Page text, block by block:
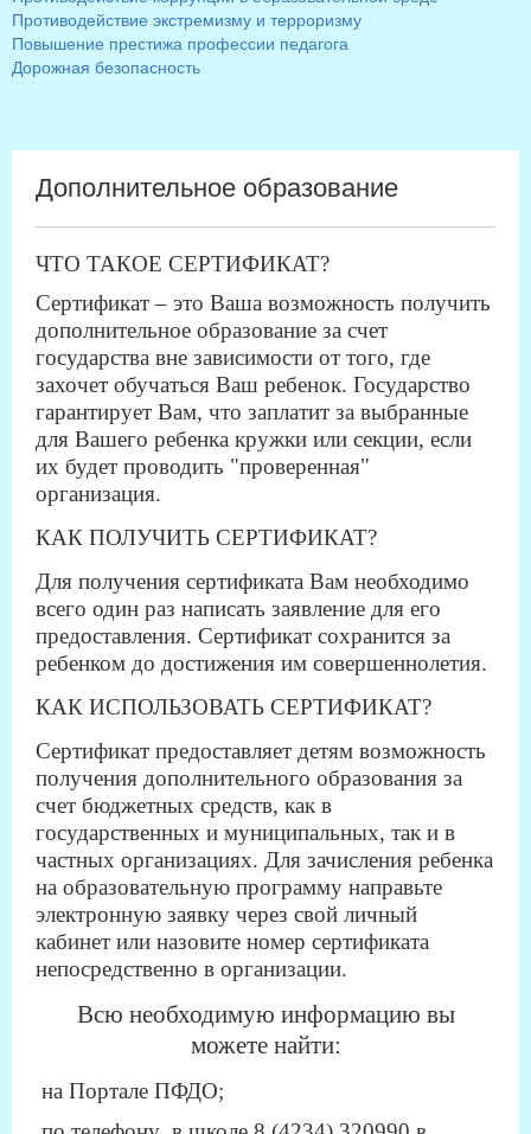
Противодействие экстремизму и терроризму
Повышение престижа профессии педагога
Дорожная безопасность
Дополнительное образование
ЧТО ТАКОЕ СЕРТИФИКАТ?
Сертификат – это Ваша возможность получить
дополнительное образование за счет
государства вне зависимости от того, где
захочет обучаться Ваш ребенок. Государство
гарантирует Вам, что заплатит за выбранные
для Вашего ребенка кружки или секции, если
их будет проводить "проверенная"
организация.
КАК ПОЛУЧИТЬ СЕРТИФИКАТ?
Для получения сертификата Вам необходимо
всего один раз написать заявление для его
предоставления. Сертификат сохранится за
ребенком до достижения им совершеннолетия.
КАК ИСПОЛЬЗОВАТЬ СЕРТИФИКАТ?
Сертификат предоставляет детям возможность
получения дополнительного образования за
счет бюджетных средств, как в
государственных и муниципальных, так и в
частных организациях. Для зачисления ребенка
на образовательную программу направьте
электронную заявку через свой личный
кабинет или назовите номер сертификата
непосредственно в организации.
Всю необходимую информацию вы
можете найти:
на Портале ПФДО;